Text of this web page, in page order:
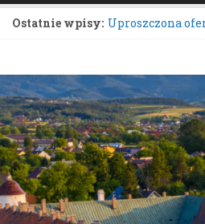
Ostatnie wpisy: Uproszczona
Konkurs
Zgłaszanie
Konsultacje